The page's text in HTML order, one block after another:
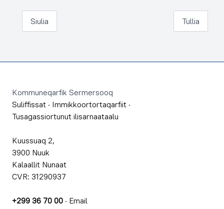
Siulia Tullia
Kommuneqarfik Sermersooq
Suliffissat · Immikkoortortaqarfiit ·
Tusagassiortunut ilisarnaataalu
Kuussuaq 2,
3900 Nuuk
Kalaallit Nunaat
CVR: 31290937
+299 36 70 00 · Email